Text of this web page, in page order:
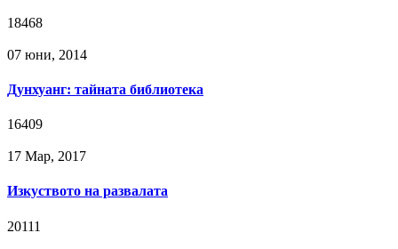
18468
07 юни, 2014
Дунхуанг: тайната библиотека
16409
17 Мар, 2017
Изкуството на развалата
20111